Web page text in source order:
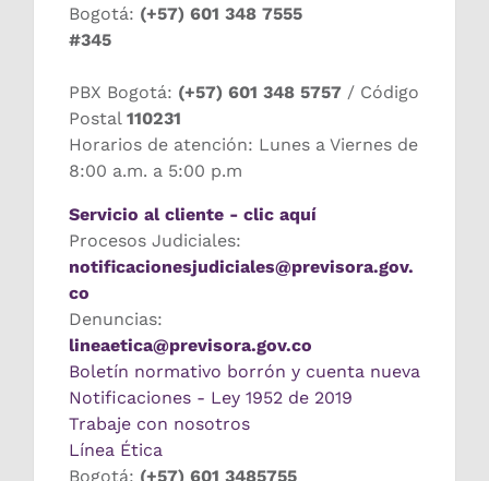
Bogotá: (+57) 601 348 7555
#345
PBX Bogotá: (+57) 601 348 5757 / Código
Postal 110231
Horarios de atención: Lunes a Viernes de
8:00 a.m. a 5:00 p.m
Servicio al cliente - clic aquí
Procesos Judiciales:
notificacionesjudiciales@previsora.gov.
co
Denuncias:
lineaetica@previsora.gov.co
Boletín normativo borrón y cuenta nueva
Notificaciones - Ley 1952 de 2019
Trabaje con nosotros
Línea Ética
Bogotá: (+57) 601 3485755